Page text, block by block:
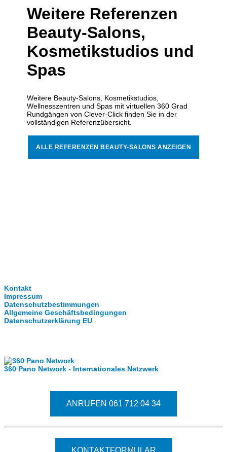
Weitere Referenzen
Beauty-Salons,
Kosmetikstudios und
Spas
Weitere Beauty-Salons, Kosmetikstudios,
Wellnesszentren und Spas mit virtuellen 360 Grad
Rundgängen von Clever-Click finden Sie in der
vollständigen Referenzübersicht.
ALLE REFERENZEN BEAUTY-SALONS ANZEIGEN
Kontakt
Impressum
Datenschutzbestimmungen
Allgemeine Geschäftsbedingungen
Datenschutzerklärung EU
360 Pano Network - Internationales Netzwerk
ANRUFEN 061 712 04 34